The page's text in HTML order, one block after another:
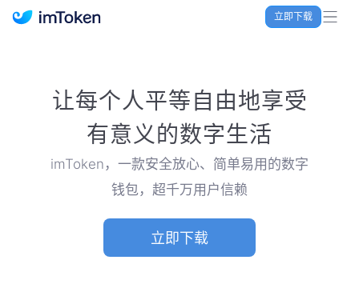
立即下载
imToken 官网｜联合TRX空投大礼包
让每个人平等自由地享受
有意义的数字生活
imToken，一款安全放心、简单易用的数字
钱包，超千万用户信赖
立即下载